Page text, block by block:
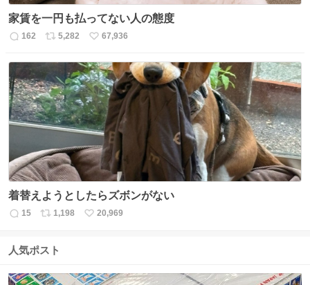
家賃を一円も払ってない人の態度
返
162
リ
ト
数
5,282
い
ね
数
67,936
着替えようとしたらズボンがない
返
数
15
リ
ス
数
1,198
い
20,969
人気ポスト